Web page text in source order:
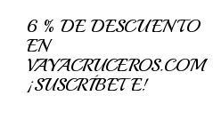
6 % DE DESCUENTO
EN
VAYACRUCEROS.COM
¡SUSCRÍBETE!